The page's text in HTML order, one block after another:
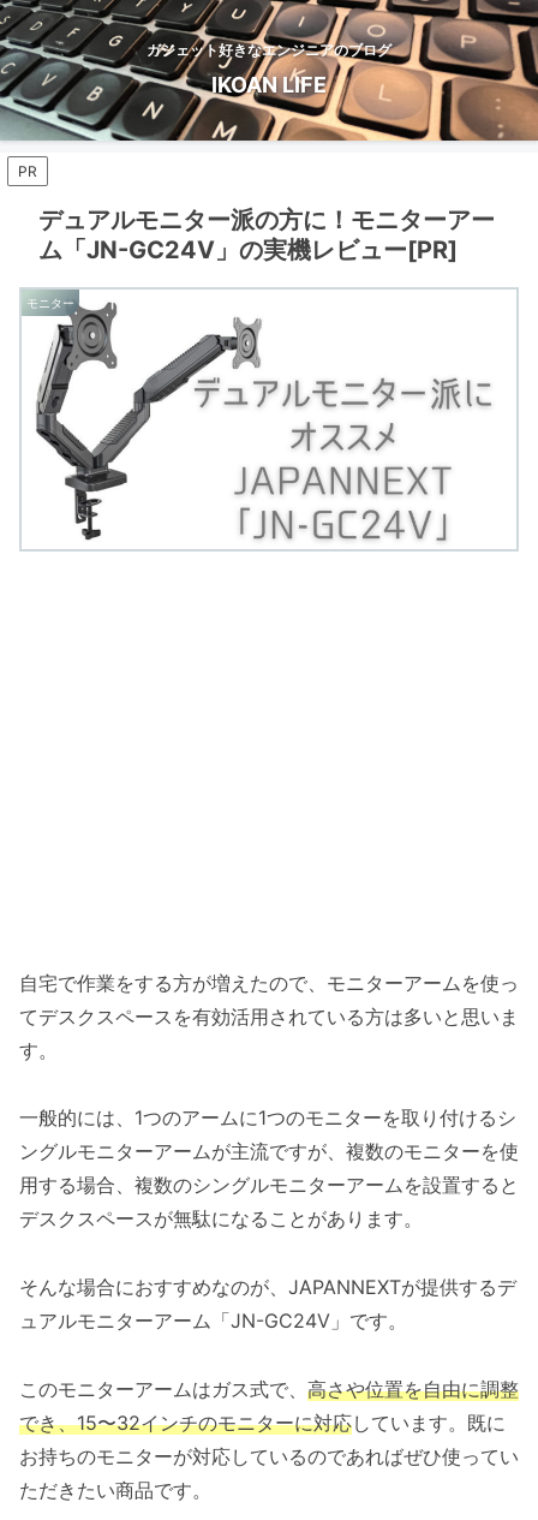
ガジェット好きなエンジニアのブログ
IKOAN LIFE
PR
デュアルモニター派の方に！モニターアー
ム「JN-GC24V」の実機レビュー[PR]
モニター
自宅で作業をする方が増えたので、モニターアームを使っ
てデスクスペースを有効活用されている方は多いと思いま
す。
一般的には、1つのアームに1つのモニターを取り付けるシ
ングルモニターアームが主流ですが、複数のモニターを使
用する場合、複数のシングルモニターアームを設置すると
デスクスペースが無駄になることがあります。
そんな場合におすすめなのが、JAPANNEXTが提供するデ
ュアルモニターアーム「JN-GC24V」です。
このモニターアームはガス式で、 高さや位置を自由に調整
でき、15〜32インチのモニターに対応しています。既に
お持ちのモニターが対応しているのであればぜひ使ってい
ただきたい商品です。